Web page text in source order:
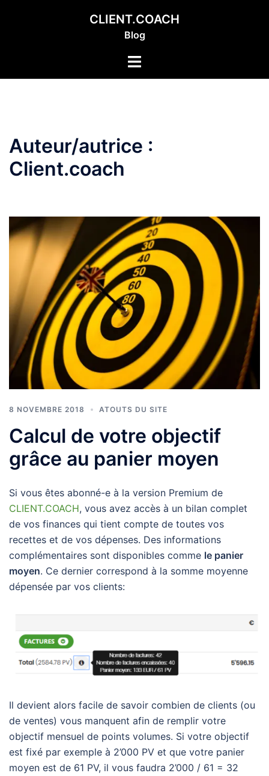
CLIENT.COACH
Blog
Ouvrir/fermer
Auteur/autrice :
Client.coach
8 NOVEMBRE 2018 ATOUTS DU SITE
Calcul de votre objectif
grâce au panier moyen
Si vous êtes abonné-e à la version Premium de
CLIENT.COACH, vous avez accès à un bilan complet
de vos finances qui tient compte de toutes vos
recettes et de vos dépenses. Des informations
complémentaires sont disponibles comme le panier
moyen. Ce dernier correspond à la somme moyenne
dépensée par vos clients:
Il devient alors facile de savoir combien de clients (ou
de ventes) vous manquent afin de remplir votre
objectif mensuel de points volumes. Si votre objectif
est fixé par exemple à 2’000 PV et que votre panier
moyen est de 61 PV, il vous faudra 2’000 / 61 = 32